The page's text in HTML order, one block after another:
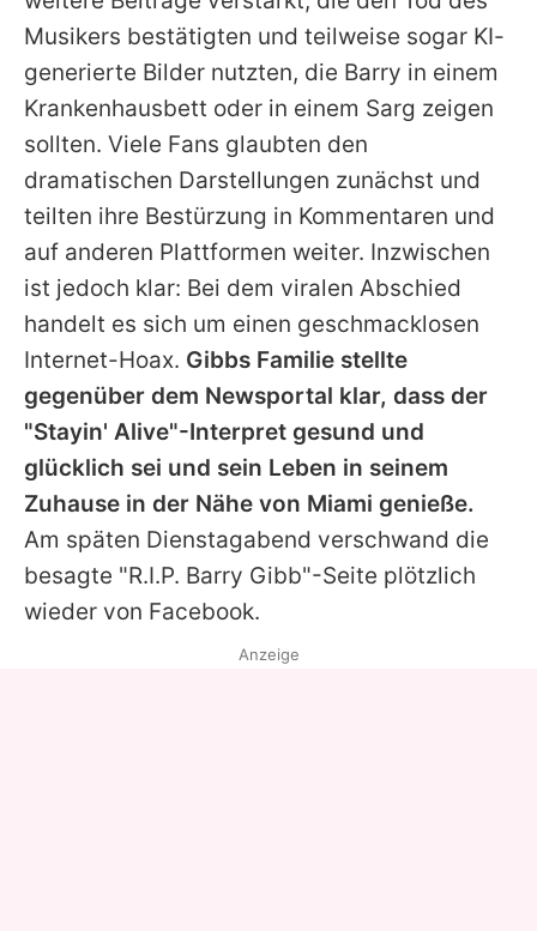
Musikers bestätigten und teilweise sogar KI-
generierte Bilder nutzten, die Barry in einem
Krankenhausbett oder in einem Sarg zeigen
sollten. Viele Fans glaubten den
dramatischen Darstellungen zunächst und
teilten ihre Bestürzung in Kommentaren und
auf anderen Plattformen weiter. Inzwischen
ist jedoch klar: Bei dem viralen Abschied
handelt es sich um einen geschmacklosen
Internet-Hoax. Gibbs Familie stellte
gegenüber dem Newsportal klar, dass der
"Stayin' Alive"-Interpret gesund und
glücklich sei und sein Leben in seinem
Zuhause in der Nähe von Miami genieße.
Am späten Dienstagabend verschwand die
besagte "R.I.P. Barry Gibb"-Seite plötzlich
wieder von Facebook.
Anzeige